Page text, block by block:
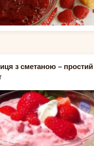
з сметаною – простий